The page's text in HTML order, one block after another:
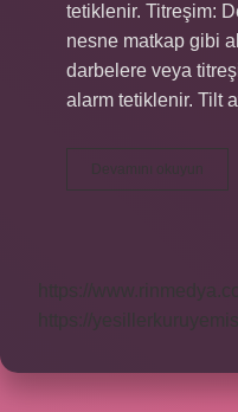
tetiklenir. Titreşim:
nesne matkap gibi
darbelere veya
alarm tetiklenir. Tilt
Devamını okuyun
Tilt
https://
https://